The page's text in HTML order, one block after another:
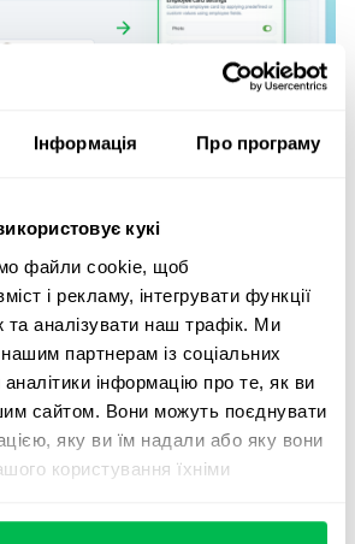
Інформація Про програму
кукі
файли cookie, щоб
і рекламу, інтегрувати функції
та аналізувати наш трафік. Ми
партнерам із соціальних
інформацію про те, як ви
сайтом. Вони можуть поєднувати
яку ви їм надали або яку вони
користування їхніми
анонімних кейсівдля захисту
ще один аспект, що відповідає
обидві теми охоплюються
Можливість повідомляти про
забезпечує безпеку, підтримує
та підвищує ефективність роботи